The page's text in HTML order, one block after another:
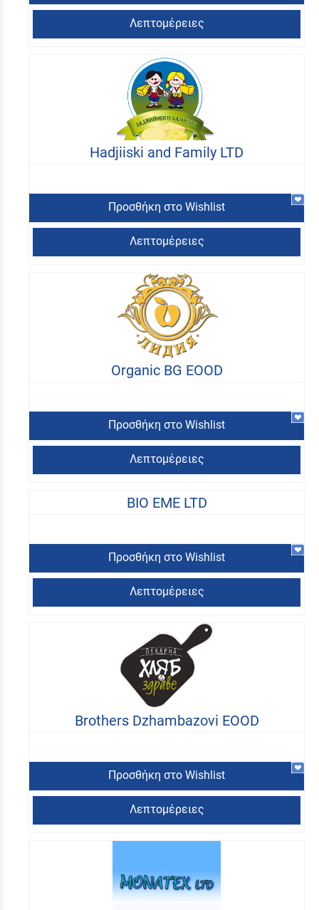
Λεπτομέρειες
Hadjiiski and Family LTD
Προσθήκη στο Wishlist
Λεπτομέρειες
Organic BG EOOD
Προσθήκη στο Wishlist
Λεπτομέρειες
BIO EME LTD
Προσθήκη στο Wishlist
Λεπτομέρειες
Brothers Dzhambazovi EOOD
Προσθήκη στο Wishlist
Λεπτομέρειες